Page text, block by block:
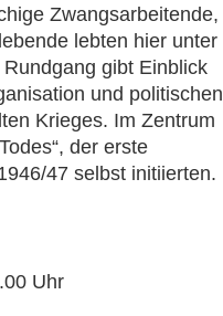
Zwangsarbeitende,
lebten hier unter
gibt Einblick
und politischen
Krieges. Im Zentrum
der erste
47 selbst initiierten.
Uhr